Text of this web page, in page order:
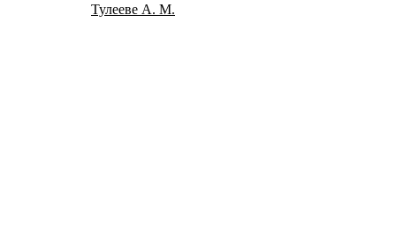
Тулееве А. М.